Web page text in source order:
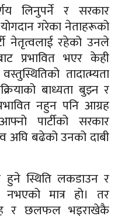
लिनुपर्ने र सरकार
गरेका नेताहरूको
नेतृत्वलाई रहेको उनले
प्रभावित भएर केही
तादात्म्यता
बाध्यता बुझ्न र
नहुन पनि आग्रह
पार्टीको सरकार
बढेको उनको दाबी
स्थिति लकडाउन र
मात्र हो। तर
र छलफल भइराखेकै